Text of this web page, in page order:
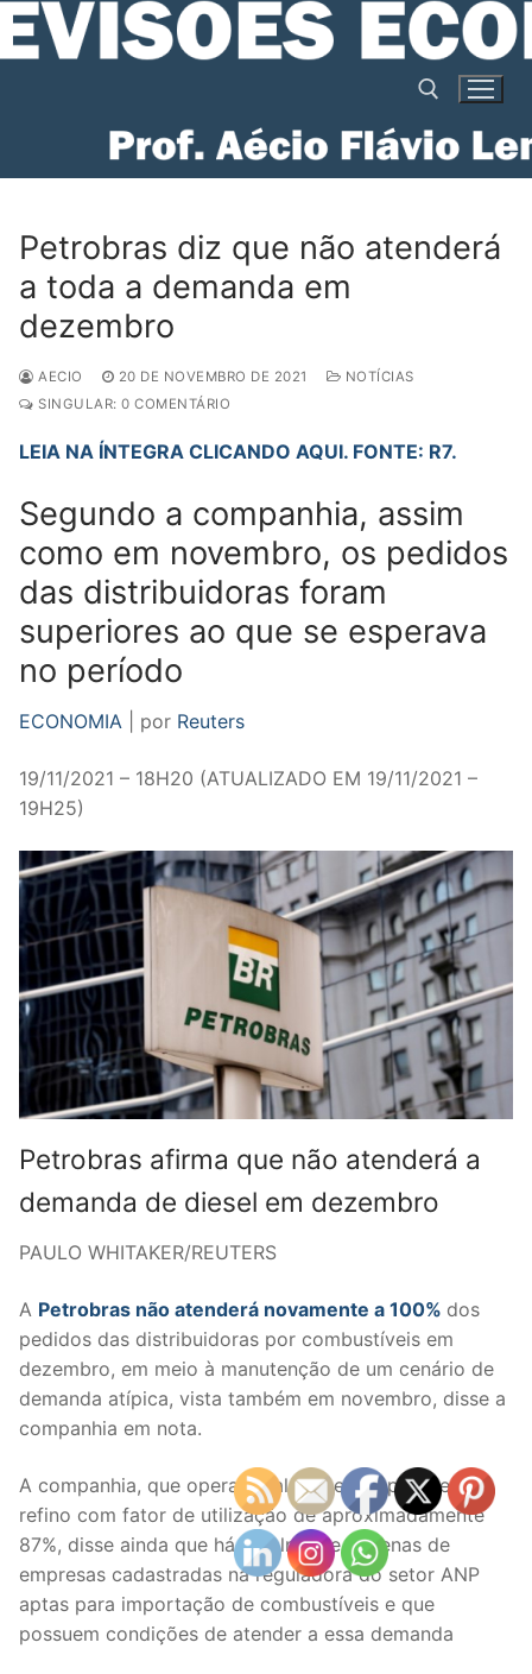
Pular
para
Petrobras diz que não atenderá
a toda a demanda em
dezembro
AECIO 20 DE NOVEMBRO DE 2021
NOTÍCIAS
SINGULAR: 0 COMENTÁRIO
LEIA NA ÍNTEGRA CLICANDO AQUI. FONTE: R7.
Segundo a companhia, assim
como em novembro, os pedidos
das distribuidoras foram
superiores ao que se esperava
no período
ECONOMIA | por Reuters
19/11/2021 – 18H20 (ATUALIZADO EM 19/11/2021 –
19H25)
Petrobras afirma que não atenderá a
demanda de diesel em dezembro
PAULO WHITAKER/REUTERS
A Petrobras não atenderá novamente a 100% dos
pedidos das distribuidoras por combustíveis em
dezembro, em meio à manutenção de um cenário de
demanda atípica, vista também em novembro, disse a
companhia em nota.
A companhia, que opera atualmente seu parque de
refino com fator de utilização de aproximadamente
87%, disse ainda que há atualmente dezenas de
empresas cadastradas na reguladora do setor ANP
aptas para importação de combustíveis e que
possuem condições de atender a essa demanda